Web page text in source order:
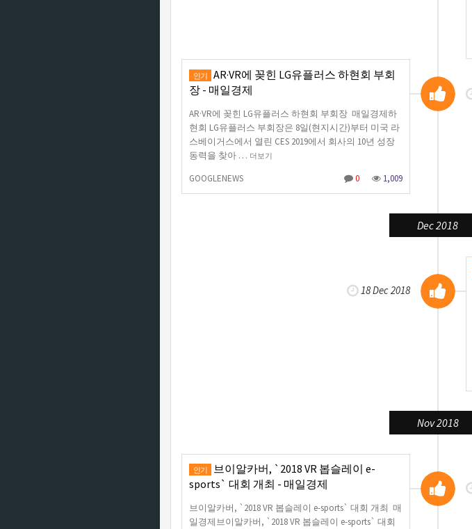
인기
AR·VR에 꽂힌 LG유플러스 하현회 부회
장 - 매일경제
AR·VR에 꽂힌 LG유플러스 하현회 부회장 매일경제하
현회 LG유플러스 부회장은 8일(현지시간)부터 미국 라
스베이거스에서 열린 CES 2019에서 회사의 10년 성장
동력을 찾아 … 더보기
GOOGLENEWS 0 1,009
Dec 2018
18 Dec 2018
Nov 2018
인기
브이알카버, `2018 VR 봅슬레이 e-
sports` 대회 개최 - 매일경제
브이알카버, `2018 VR 봅슬레이 e-sports` 대회 개최 매
일경제브이알카버, `2018 VR 봅슬레이 e-sports` 대회